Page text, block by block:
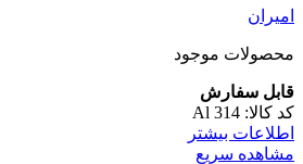
امیران
محصولات موجود
قابل سفارش
کد کالا: Al 314
اطلاعات بیشتر
مشاهده سریع